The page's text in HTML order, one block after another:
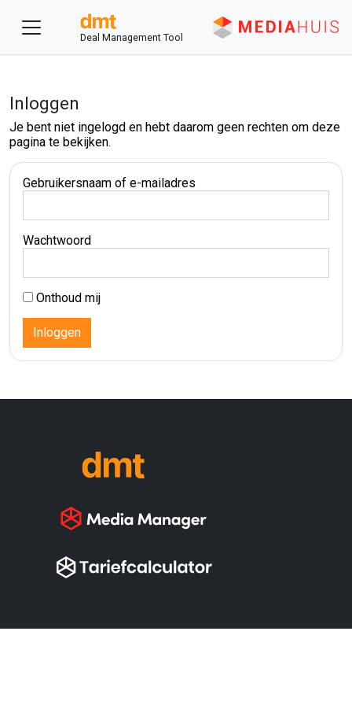
Deal Management Tool
Inloggen
Je bent niet ingelogd en hebt daarom geen rechten om deze
pagina te bekijken.
Gebruikersnaam of e-mailadres
Wachtwoord
Onthoud mij